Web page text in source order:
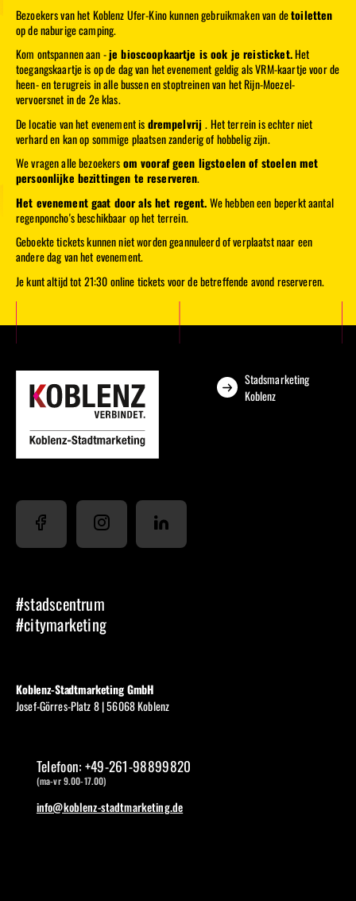
Bezoekers van het Koblenz Ufer-Kino kunnen gebruikmaken van detoiletten
op de naburige camping.
Kom ontspannen aan -je bioscoopkaartje is ook je reisticket.Het
toegangskaartje is op de dag van het evenement geldig als VRM-kaartje voor de
heen- en terugreis in alle bussen en stoptreinen van het Rijn-Moezel-
vervoersnet in de 2e klas.
De locatie van het evenement isdrempelvrij. Het terrein is echter niet
verhard en kan op sommige plaatsen zanderig of hobbelig zijn.
We vragen alle bezoekersom vooraf geen ligstoelen of stoelen met
persoonlijke bezittingen te reserveren.
Het evenement gaat door als het regent.We hebben een beperkt aantal
regenponcho's beschikbaar op het terrein.
Geboekte tickets kunnen niet worden geannuleerd of verplaatst naar een
andere dag van het evenement.
Je kunt altijd tot 21:30 online tickets voor de betreffende avond reserveren.
Stadsmarketing
Koblenz
#stadscentrum
#citymarketing
Koblenz-Stadtmarketing GmbH
Josef-Görres-Platz 8 | 56068 Koblenz
Telefoon: +49-261-98899820
(ma-vr 9.00-17.00)
info@koblenz-stadtmarketing.de